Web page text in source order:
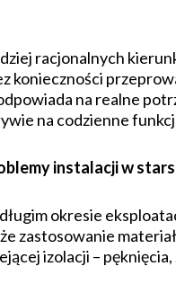
racjonalnych
konieczności
na realne
na codzienne
instalacji w
okresie
zastosowanie
izolacji –